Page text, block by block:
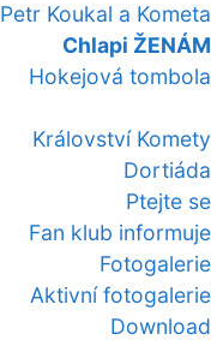
Petr Koukal a Kometa
Chlapi ŽENÁM
Hokejová tombola
Království Komety
Dortiáda
Ptejte se
Fan klub informuje
Fotogalerie
Aktivní fotogalerie
Download